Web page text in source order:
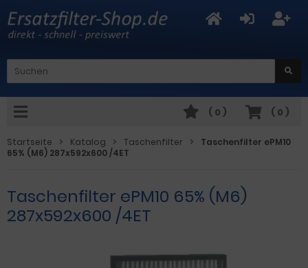
( 0 )
( 0 )
Startseite Katalog Taschenfilter
Taschenfilter ePM10
65% (M6) 287x592x600 /4ET
Taschenfilter ePM10 65% (M6)
287x592x600 /4ET